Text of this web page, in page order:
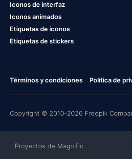
Iconos de interfaz
Iconos animados
Etiquetas de iconos
Etiquetas de stickers
Términos y condiciones Política de
Copyright © 2010-2026 Freepik
Proyectos de Magnific